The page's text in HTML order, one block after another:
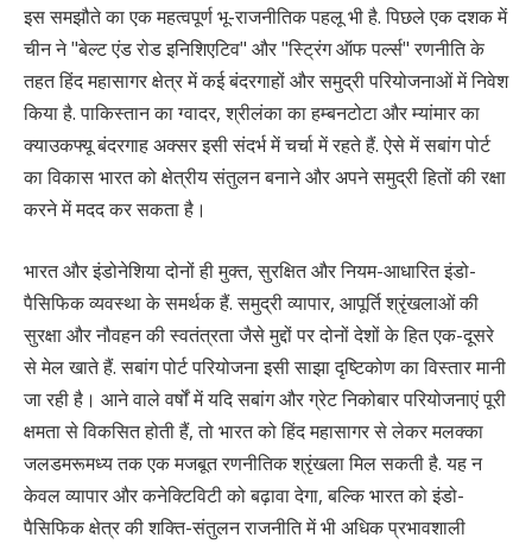
इस समझौते का एक महत्वपूर्ण भू-राजनीतिक पहलू भी है. पिछले एक दशक में
चीन ने "बेल्ट एंड रोड इनिशिएटिव" और "स्ट्रिंग ऑफ पर्ल्स" रणनीति के
तहत हिंद महासागर क्षेत्र में कई बंदरगाहों और समुद्री परियोजनाओं में निवेश
किया है. पाकिस्तान का ग्वादर, श्रीलंका का हम्बनटोटा और म्यांमार का
क्याउकफ्यू बंदरगाह अक्सर इसी संदर्भ में चर्चा में रहते हैं. ऐसे में सबांग पोर्ट
का विकास भारत को क्षेत्रीय संतुलन बनाने और अपने समुद्री हितों की रक्षा
करने में मदद कर सकता है।
भारत और इंडोनेशिया दोनों ही मुक्त, सुरक्षित और नियम-आधारित इंडो-
पैसिफिक व्यवस्था के समर्थक हैं. समुद्री व्यापार, आपूर्ति श्रृंखलाओं की
सुरक्षा और नौवहन की स्वतंत्रता जैसे मुद्दों पर दोनों देशों के हित एक-दूसरे
से मेल खाते हैं. सबांग पोर्ट परियोजना इसी साझा दृष्टिकोण का विस्तार मानी
जा रही है। आने वाले वर्षों में यदि सबांग और ग्रेट निकोबार परियोजनाएं पूरी
क्षमता से विकसित होती हैं, तो भारत को हिंद महासागर से लेकर मलक्का
जलडमरूमध्य तक एक मजबूत रणनीतिक श्रृंखला मिल सकती है. यह न
केवल व्यापार और कनेक्टिविटी को बढ़ावा देगा, बल्कि भारत को इंडो-
पैसिफिक क्षेत्र की शक्ति-संतुलन राजनीति में भी अधिक प्रभावशाली